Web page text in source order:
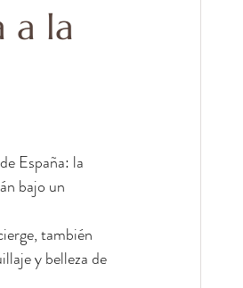
a la
España: la
bajo un
también
y belleza de